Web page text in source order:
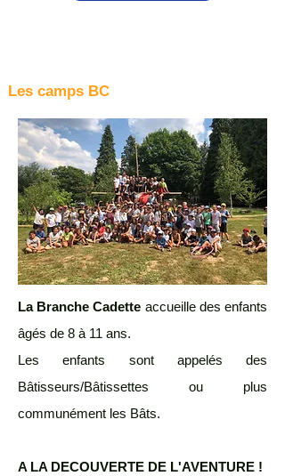
Les camps BC
La Branche Cadette accueille des enfants
âgés de 8 à 11 ans.
Les enfants sont appelés des
Bâtisseurs/Bâtissettes ou plus
communément les Bâts.​
A LA DECOUVERTE DE L'AVENTURE !